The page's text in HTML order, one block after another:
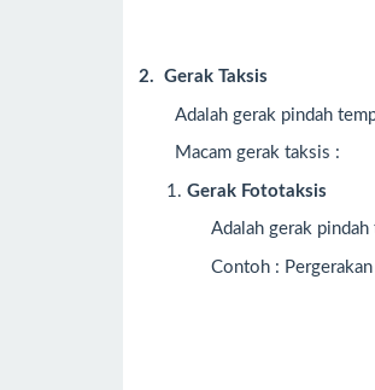
2. Gerak Taksis
Adalah gerak pindah
Macam gerak taksis :
Gerak Fototaksis
Adalah gerak pindah
Contoh : Pergerakan